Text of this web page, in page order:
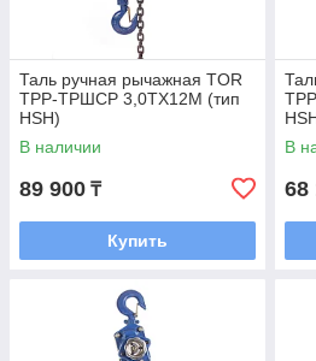
Таль ручная рычажная TOR
ТРР-ТРШСР 3,0ТХ12М (тип
HSH)
В наличии
89 900 ₸
Купить
В
68